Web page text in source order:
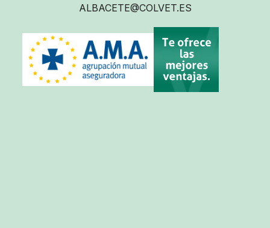
ALBACETE@COLVET.ES